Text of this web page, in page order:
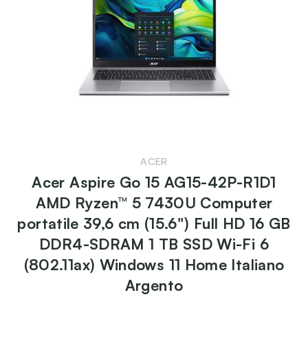
ACER
Acer Aspire Go 15 AG15-42P-R1D1
AMD Ryzen™ 5 7430U Computer
portatile 39,6 cm (15.6") Full HD 16 GB
DDR4-SDRAM 1 TB SSD Wi-Fi 6
(802.11ax) Windows 11 Home Italiano
Argento